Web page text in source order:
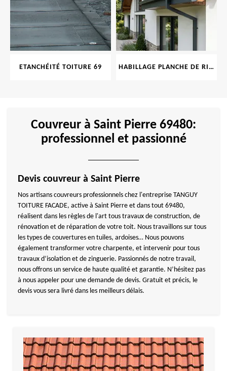
ETANCHÉITÉ TOITURE 69 HABILLAGE PLANCHE DE RIVE 69
Couvreur à Saint Pierre 69480:
professionnel et passionné
Devis couvreur à Saint Pierre
Nos artisans couvreurs professionnels chez l'entreprise TANGUY
TOITURE FACADE, active à Saint Pierre et dans tout 69480,
réalisent dans les règles de l'art tous travaux de construction, de
rénovation et de réparation de votre toit. Nous travaillons sur tous
les types de couvertures en tuiles, ardoises… Nous pouvons
également transformer votre charpente, et intervenir pour tous
travaux d’isolation et de zinguerie. Passionnés de notre travail,
nous offrons un service de haute qualité et garantie. N’hésitez pas
à nous appeler pour une demande de devis. Gratuit et précis, le
devis vous sera livré dans les meilleurs délais.